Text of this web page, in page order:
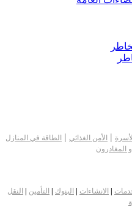
| الأمن الغذائي | الطاقة في المنازل
المغادرون
الانشاءات البنوك التأمين
النقل